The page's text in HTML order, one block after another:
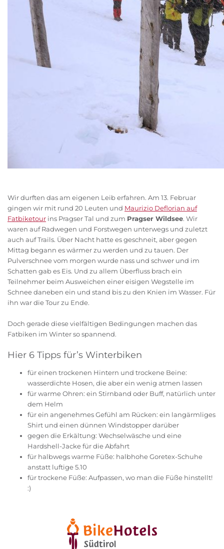
Wir durften das am eigenen Leib erfahren. Am 13. Februar
gingen wir mit rund 20 Leuten und Maurizio Deflorian auf
Fatbiketour ins Pragser Tal und zum Pragser Wildsee. Wir
waren auf Radwegen und Forstwegen unterwegs und zuletzt
auch auf Trails. Über Nacht hatte es geschneit, aber gegen
Mittag begann es wärmer zu werden und zu tauen. Der
Pulverschnee vom morgen wurde nass und schwer und im
Schatten gab es Eis. Und zu allem Überfluss brach ein
Teilnehmer beim Ausweichen einer eisigen Wegstelle im
Schnee daneben ein und stand bis zu den Knien im Wasser. Für
ihn war die Tour zu Ende.
Doch gerade diese vielfältigen Bedingungen machen das
Fatbiken im Winter so spannend.
Hier 6 Tipps für’s Winterbiken
für einen trockenen Hintern und trockene Beine:
wasserdichte Hosen, die aber ein wenig atmen lassen
für warme Ohren: ein Stirnband oder Buff, natürlich unter
dem Helm
für ein angenehmes Gefühl am Rücken: ein langärmliges
Shirt und einen dünnen Windstopper darüber
gegen die Erkältung: Wechselwäsche und eine
Hardshell-Jacke für die Abfahrt
für halbwegs warme Füße: halbhohe Goretex-Schuhe
anstatt luftige 5.10
für trockene Füße: Aufpassen, wo man die Füße hinstellt!
:)